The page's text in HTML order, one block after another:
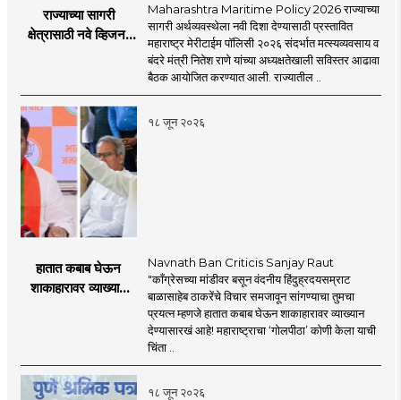
राज्याच्या सागरी
क्षेत्रासाठी नवे व्हिजन;
प्रस्ताव
Maharashtra Maritime Policy 2026 राज्याच्या
सागरी अर्थव्यवस्थेला नवी दिशा देण्यासाठी प्रस्तावित
महाराष्ट्र मेरीटाईम पॉलिसी २०२६ संदर्भात मत्स्यव्यवसाय व
बंदरे मंत्री नितेश राणे यांच्या अध्यक्षतेखाली सविस्तर आढावा
बैठक आयोजित करण्यात आली. राज्यातील ..
१८ जून २०२६
हातात कबाब घेऊन
शाकाहारावर व्याख्यान
Navnath Ban Criticis Sanjay Raut
"काँग्रेसच्या मांडीवर बसून वंदनीय हिंदुह्रदयसम्राट
बाळासाहेब ठाकरेंचे विचार समजावून सांगण्याचा तुमचा
प्रयत्न म्हणजे हातात कबाब घेऊन शाकाहारावर व्याख्यान
देण्यासारखं आहे! महाराष्ट्राचा ‘गोलपीठा’ कोणी केला याची
चिंता ..
१८ जून २०२६